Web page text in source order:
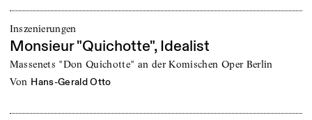
Inszenierungen
Monsieur "Quichotte", Idealist
Massenets "Don Quichotte" an der Komischen Oper Berlin
von Hans-Gerald Otto